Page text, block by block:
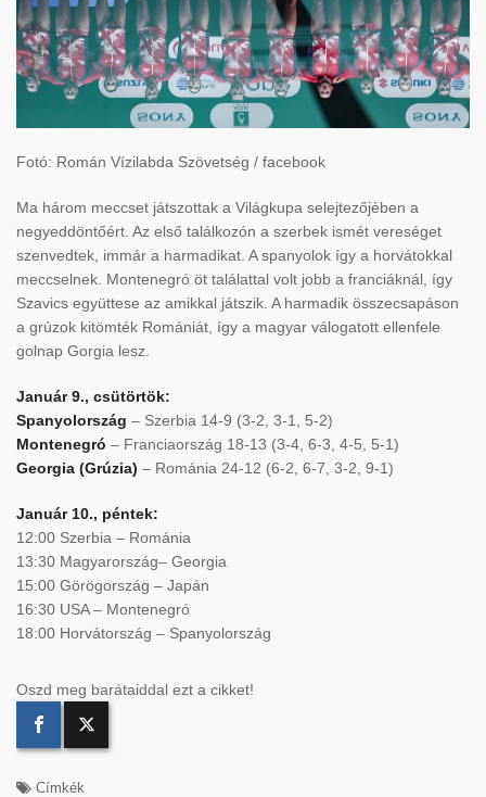
Fotó: Román Vízilabda Szövetség / facebook
Ma három meccset játszottak a Világkupa selejtezőjében a
negyeddöntőért. Az első találkozón a szerbek ismét vereséget
szenvedtek, immár a harmadikat. A spanyolok így a horvátokkal
meccselnek. Montenegró öt találattal volt jobb a franciáknál, így
Szavics együttese az amikkal játszik. A harmadik összecsapáson
a grúzok kitömték Romániát, így a magyar válogatott ellenfele
golnap Gorgia lesz.
Január 9., csütörtök:
Spanyolország – Szerbia 14-9 (3-2, 3-1, 5-2)
Montenegró – Franciaország 18-13 (3-4, 6-3, 4-5, 5-1)
Georgia (Grúzia) – Románia 24-12 (6-2, 6-7, 3-2, 9-1)
Január 10., péntek:
12:00 Szerbia – Románia
13:30 Magyarország– Georgia
15:00 Görögország – Japán
16:30 USA – Montenegró
18:00 Horvátország – Spanyolország
Oszd meg barátaiddal ezt a cikket!
Címkék